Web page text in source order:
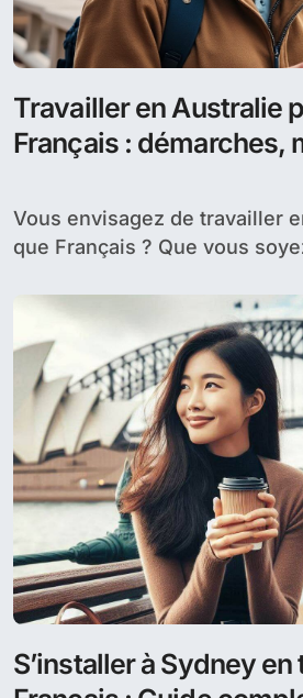
Travailler en Australie
Français : démarches,
Vous envisagez de travailler en Australie en tant
que Français ? Que vous
S’installer à Sydney en